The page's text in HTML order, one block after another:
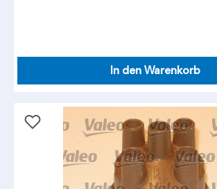
In den Warenkorb